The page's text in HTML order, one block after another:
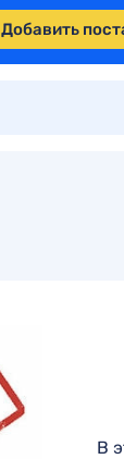
Добавить
В